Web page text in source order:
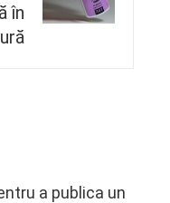
în
a publica un